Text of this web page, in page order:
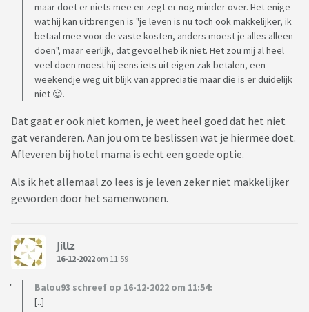
maar doet er niets mee en zegt er nog minder over. Het enige
wat hij kan uitbrengen is "je leven is nu toch ook makkelijker, ik
betaal mee voor de vaste kosten, anders moest je alles alleen
doen", maar eerlijk, dat gevoel heb ik niet. Het zou mij al heel
veel doen moest hij eens iets uit eigen zak betalen, een
weekendje weg uit blijk van appreciatie maar die is er duidelijk
niet 😌.
Dat gaat er ook niet komen, je weet heel goed dat het niet
gat veranderen. Aan jou om te beslissen wat je hiermee doet.
Afleveren bij hotel mama is echt een goede optie.
Als ik het allemaal zo lees is je leven zeker niet makkelijker
geworden door het samenwonen.
Jillz
16-12-2022 om 11:59
Balou93 schreef op 16-12-2022 om 11:54:
[..]